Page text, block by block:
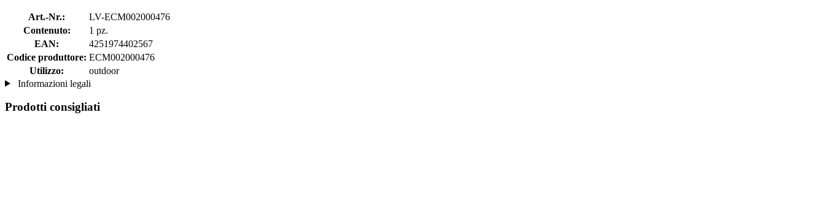
Art.-Nr.:
LV-ECM002000476
Contenuto:
1 pz.
EAN:
4251974402567
Codice produttore: ECM002000476
Utilizzo:
outdoor
Informazioni legali
Prodotti consigliati